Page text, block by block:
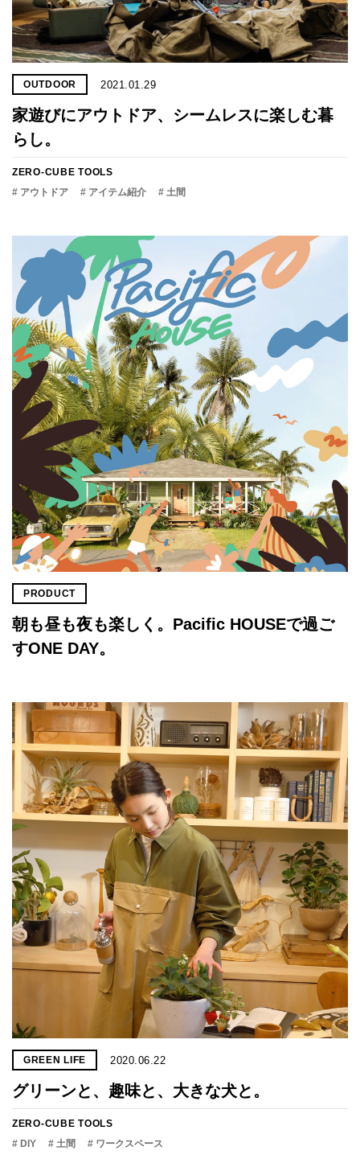
OUTDOOR 2021.01.29
家遊びにアウトドア、シームレスに楽しむ暮
らし。
ZERO-CUBE TOOLS
# アウトドア
# アイテム紹介 # 土間
PRODUCT
朝も昼も夜も楽しく。Pacific HOUSEで過ご
すONE DAY。
GREEN LIFE 2020.06.22
グリーンと、趣味と、大きな犬と。
ZERO-CUBE TOOLS
# DIY
# 土間 # ワークスペース